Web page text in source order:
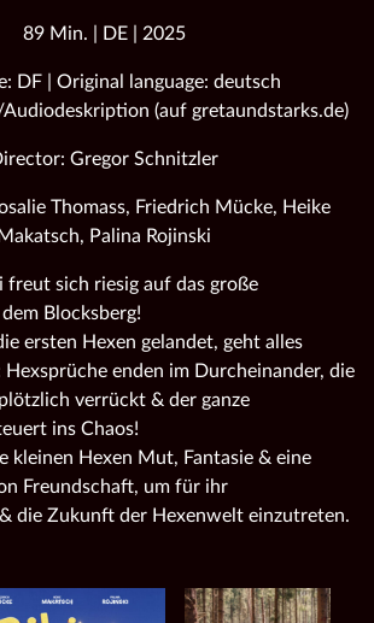
89 Min. | DE | 2025
DF | Original language: deutsch
(auf gretaundstarks.de)
Gregor Schnitzler
Thomass, Friedrich Mücke, Heike
Makatsch, Palina Rojinski
freut sich riesig auf das große
Blocksberg!
ersten Hexen gelandet, geht alles
enden im Durcheinander, die
verrückt & der ganze
ins Chaos!
kleinen Hexen Mut, Fantasie & eine
Freundschaft, um für ihr
die Zukunft der Hexenwelt einzutreten.